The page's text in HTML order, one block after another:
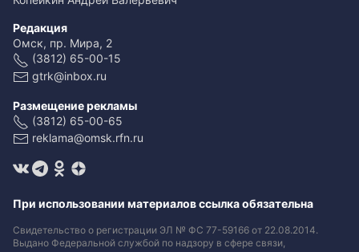
Редакция
Омск, пр. Мира, 2
(3812) 65-00-15
gtrk@inbox.ru
Размещение рекламы
(3812) 65-00-65
reklama@omsk.rfn.ru
При использовании материалов ссылка обязательна
Свидетельство о регистрации ЭЛ № ФС 77-59166 от 22.08.2014.
Выдано Федеральной службой по надзору в сфере связи,